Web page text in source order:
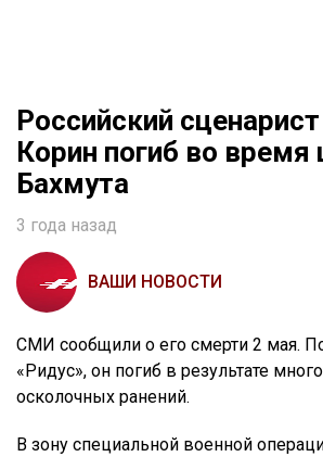
Российский
Корин погиб во
Бахмута
3 года назад
ВАШИ НОВОСТИ
СМИ сообщили о его смерти 2 мая.
«Ридус», он погиб в результате
осколочных ранений.
В зону специальной военной